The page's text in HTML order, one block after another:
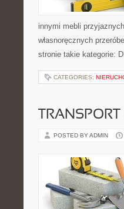
innymi mebli
własnoręcznych
stronie takie kategorie:
CATEGORIES:
POSTED BY ADMIN